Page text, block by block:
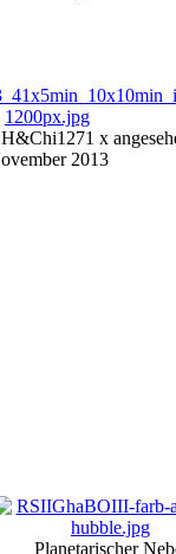
1271 x
2013
Planetarischer